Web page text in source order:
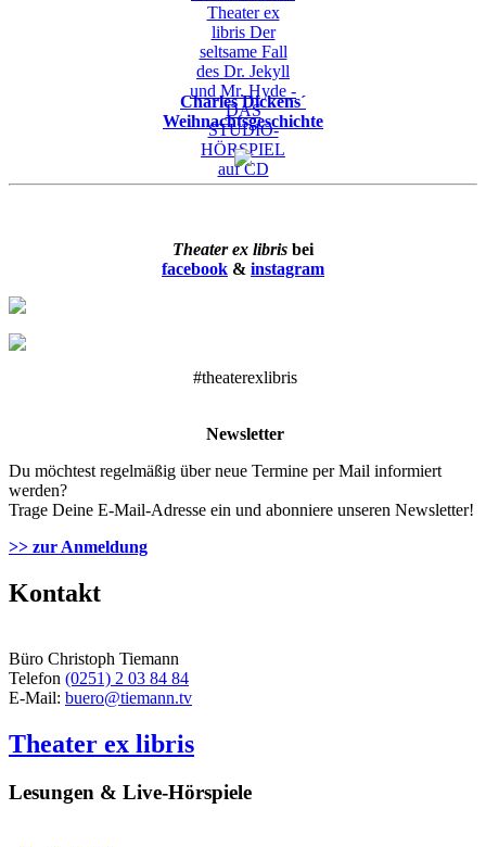
Charles Dickens´
Weihnachtsgeschichte
Theater ex libris bei
facebook & instagram
#theaterexlibris
Newsletter
Du möchtest regelmäßig über neue Termine per Mail informiert
werden?
Trage Deine E-Mail-Adresse ein und abonniere unseren Newsletter!
>> zur Anmeldung
Kontakt
Büro Christoph Tiemann
Telefon (0251) 2 03 84 84
E-Mail: buero@tiemann.tv
Theater ex libris
Lesungen & Live-Hörspiele